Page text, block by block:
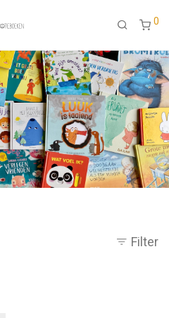
0
Filter